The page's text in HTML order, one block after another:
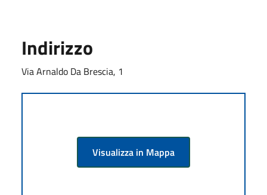
Indirizzo
Via Arnaldo Da Brescia, 1
Visualizza in Mappa